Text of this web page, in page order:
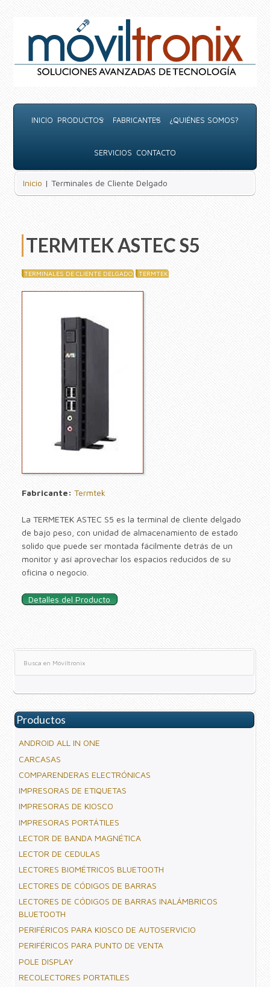
INICIO PRODUCTOS FABRICANTES ¿QUIÉNES SOMOS?
SERVICIOS CONTACTO
Inicio | Terminales de Cliente Delgado
TERMTEK ASTEC S5
TERMINALES DE CLIENTE DELGADO TERMTEK
Fabricante: Termtek
La TERMETEK ASTEC S5 es la terminal de cliente delgado
de bajo peso, con unidad de almacenamiento de estado
solido que puede ser montada fácilmente detrás de un
monitor y así aprovechar los espacios reducidos de su
oficina o negocio.
Detalles del Producto
Productos
ANDROID ALL IN ONE
CARCASAS
COMPARENDERAS ELECTRÓNICAS
IMPRESORAS DE ETIQUETAS
IMPRESORAS DE KIOSCO
IMPRESORAS PORTÁTILES
LECTOR DE BANDA MAGNÉTICA
LECTOR DE CEDULAS
LECTORES BIOMÉTRICOS BLUETOOTH
LECTORES DE CÓDIGOS DE BARRAS
LECTORES DE CÓDIGOS DE BARRAS INALÁMBRICOS
BLUETOOTH
PERIFÉRICOS PARA KIOSCO DE AUTOSERVICIO
PERIFÉRICOS PARA PUNTO DE VENTA
POLE DISPLAY
RECOLECTORES PORTATILES